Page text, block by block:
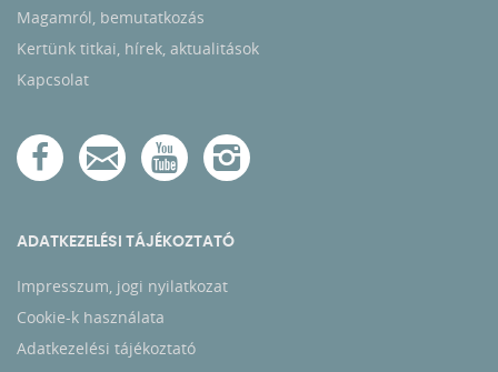
Magamról, bemutatkozás
Kertünk titkai, hírek, aktualitások
Kapcsolat
ADATKEZELÉSI TÁJÉKOZTATÓ
Impresszum, jogi nyilatkozat
Cookie-k használata
Adatkezelési tájékoztató